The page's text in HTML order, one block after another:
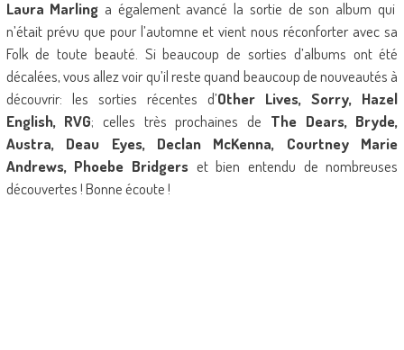
Laura Marling a également avancé la sortie de son album qui
n’était prévu que pour l’automne et vient nous réconforter avec sa
Folk de toute beauté. Si beaucoup de sorties d’albums ont été
décalées, vous allez voir qu’il reste quand beaucoup de nouveautés à
découvrir: les sorties récentes d’Other Lives, Sorry, Hazel
English, RVG; celles très prochaines de The Dears, Bryde,
Austra, Deau Eyes, Declan McKenna, Courtney Marie
Andrews, Phoebe Bridgers et bien entendu de nombreuses
découvertes ! Bonne écoute !